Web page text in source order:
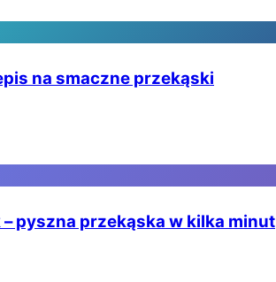
na smaczne przekąski
pyszna przekąska w kilka minut